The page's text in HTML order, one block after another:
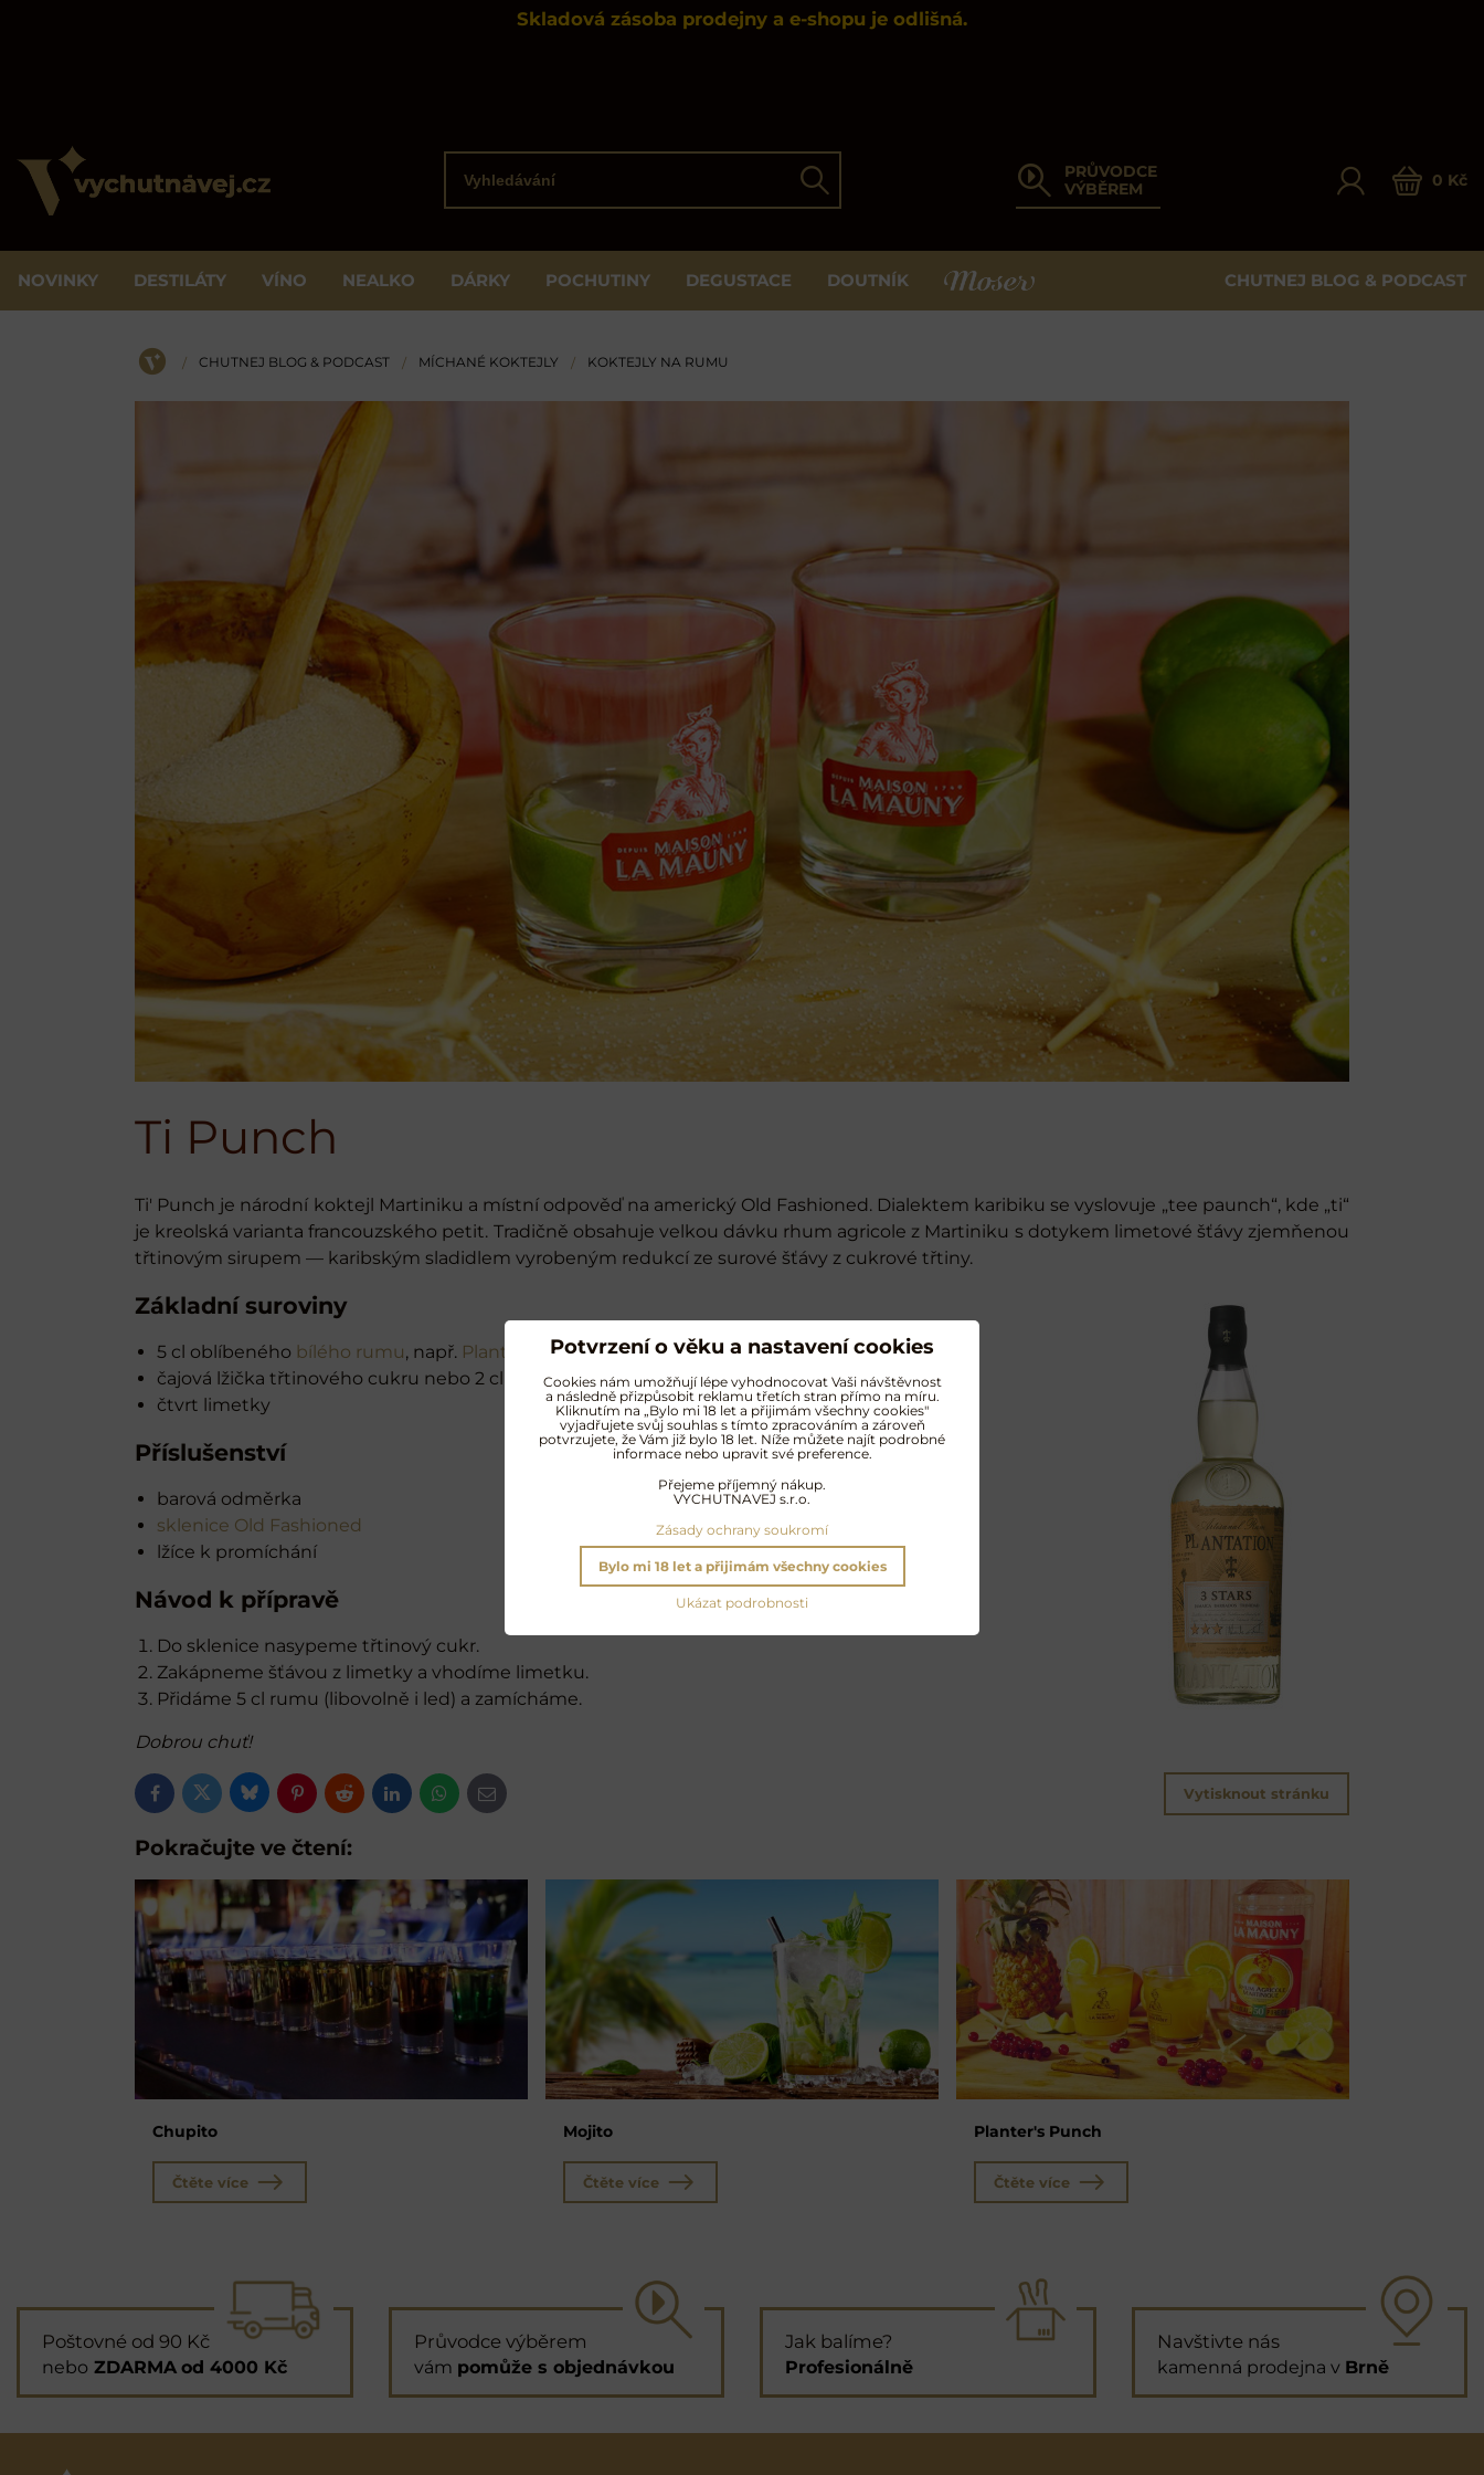
Skladová zásoba prodejny a e-shopu je odlišná.
Hledat
PRŮVODCE
VÝBĚREM
0 Kč
NOVINKY DESTILÁTY VÍNO NEALKO DÁRKY POCHUTINY DEGUSTACE DOUTNÍK
MOSER
CHUTNEJ BLOG & PODCAST
ÚVOD
/ CHUTNEJ BLOG & PODCAST / MÍCHANÉ KOKTEJLY / KOKTEJLY NA RUMU
Ti Punch
Ti' Punch je národní koktejl Martiniku a místní odpověď na americký Old Fashioned. Dialektem karibiku se vyslovuje „tee paunch“, kde „ti“
je kreolská varianta francouzského petit. Tradičně obsahuje velkou dávku rhum agricole z Martiniku s dotykem limetové šťávy zjemňenou
třtinovým sirupem — karibským sladidlem vyrobeným redukcí ze surové šťávy z cukrové třtiny.
Základní suroviny
5 cl oblíbeného bílého rumu, např. Plantation 3 Stars
čajová lžička třtinového cukru nebo 2 cl
sirupu z cukrové třtiny
čtvrt limetky
Příslušenství
barová odměrka
sklenice Old Fashioned
lžíce k promíchání
Návod k přípravě
Do sklenice nasypeme třtinový cukr.
Zakápneme šťávou z limetky a vhodíme limetku.
Přidáme 5 cl rumu (libovolně i led) a zamícháme.
Dobrou chuť!
FacebookTwitterBlueskyPinterestRedditLinkedInWhatsApp
E-
mail
Vytisknout stránku
Pokračujte ve čtení:
Chupito
Čtěte více
Mojito
Čtěte více
Planter's Punch
Čtěte více
Poštovné od 90 Kč
nebo ZDARMA od 4000 Kč
Průvodce výběrem
vám pomůže s objednávkou
Jak balíme?
Profesionálně
Navštivte nás
kamenná prodejna v Brně
Potvrzení o věku a nastavení cookies
Cookies nám umožňují lépe vyhodnocovat Vaši návštěvnost
a následně přizpůsobit reklamu třetích stran přímo na míru.
Kliknutím na „Bylo mi 18 let a přijimám všechny cookies"
vyjadřujete svůj souhlas s tímto zpracováním a zároveň
potvrzujete, že Vám již bylo 18 let. Níže můžete najít podrobné
informace nebo upravit své preference.
Přejeme příjemný nákup.
VYCHUTNAVEJ s.r.o.
Zásady ochrany soukromí
Ukázat podrobnosti
Bylo mi 18 let a přijimám všechny cookies